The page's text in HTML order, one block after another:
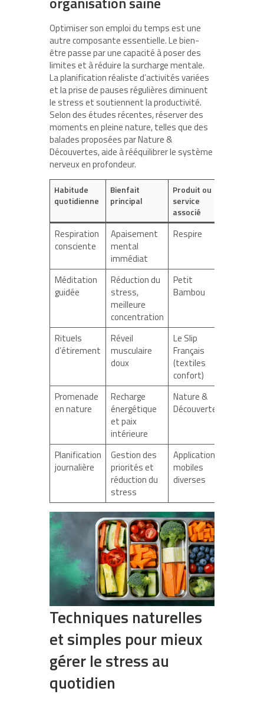
Optimiser son emploi du temps est une
autre composante essentielle. Le bien-
être passe par une capacité à poser des
limites et à réduire la surcharge mentale.
La planification réaliste d’activités variées
et la prise de pauses régulières diminuent
le stress et soutiennent la productivité.
Selon des études récentes, réserver des
moments en pleine nature, telles que des
balades proposées par Nature &
Découvertes, aide à rééquilibrer le système
nerveux en profondeur.
Habitude
quotidienne
Bienfait
principal
Produit ou
service
associé
Respiration
consciente
Apaisement
mental
immédiat
Respire
Méditation
guidée
Réduction du
stress,
meilleure
concentration
Petit
Bambou
Rituels
d’étirement
Réveil
musculaire
doux
Le Slip
Français
(textiles
confort)
Promenade
en nature
Recharge
énergétique
et paix
intérieure
Nature &
Découvertes
Planification
journalière
Gestion des
priorités et
réduction du
stress
Applications
mobiles
diverses
Techniques naturelles
et simples pour mieux
gérer le stress au
quotidien